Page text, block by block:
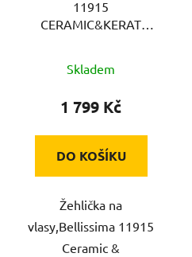
11915
CERAMIC&KERAT
Skladem
1 799 Kč
DO KOŠÍKU
Žehlička na
vlasy,Bellissima 11915
Ceramic &